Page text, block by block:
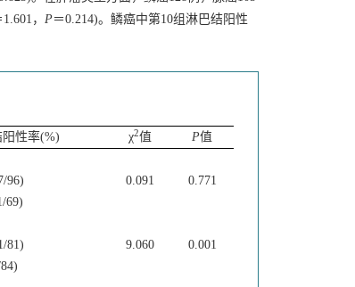
1.601， P＝0.214)。鳞癌中第10组淋巴结阳性
性率(%) χ2值 P值
96) 0.091
0.771
69)
81) 9.060
0.001